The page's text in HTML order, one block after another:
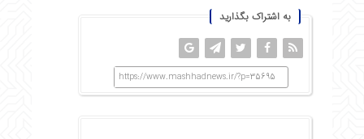
به اشتراک بگذارید
https://www.mashhadnews.ir/?p=35695